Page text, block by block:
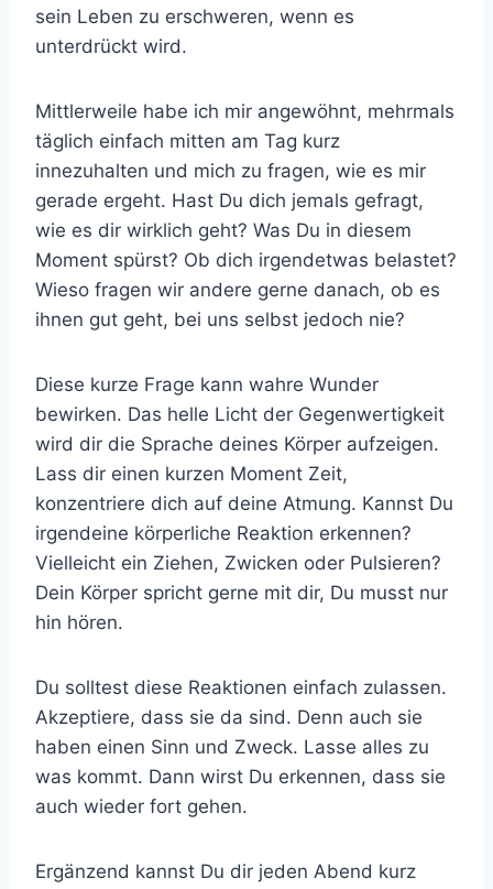
sein Leben zu erschweren, wenn es
unterdrückt wird.
Mittlerweile habe ich mir angewöhnt, mehrmals
täglich einfach mitten am Tag kurz
innezuhalten und mich zu fragen, wie es mir
gerade ergeht. Hast Du dich jemals gefragt,
wie es dir wirklich geht? Was Du in diesem
Moment spürst? Ob dich irgendetwas belastet?
Wieso fragen wir andere gerne danach, ob es
ihnen gut geht, bei uns selbst jedoch nie?
Diese kurze Frage kann wahre Wunder
bewirken. Das helle Licht der Gegenwertigkeit
wird dir die Sprache deines Körper aufzeigen.
Lass dir einen kurzen Moment Zeit,
konzentriere dich auf deine Atmung. Kannst Du
irgendeine körperliche Reaktion erkennen?
Vielleicht ein Ziehen, Zwicken oder Pulsieren?
Dein Körper spricht gerne mit dir, Du musst nur
hin hören.
Du solltest diese Reaktionen einfach zulassen.
Akzeptiere, dass sie da sind. Denn auch sie
haben einen Sinn und Zweck. Lasse alles zu
was kommt. Dann wirst Du erkennen, dass sie
auch wieder fort gehen.
Ergänzend kannst Du dir jeden Abend kurz